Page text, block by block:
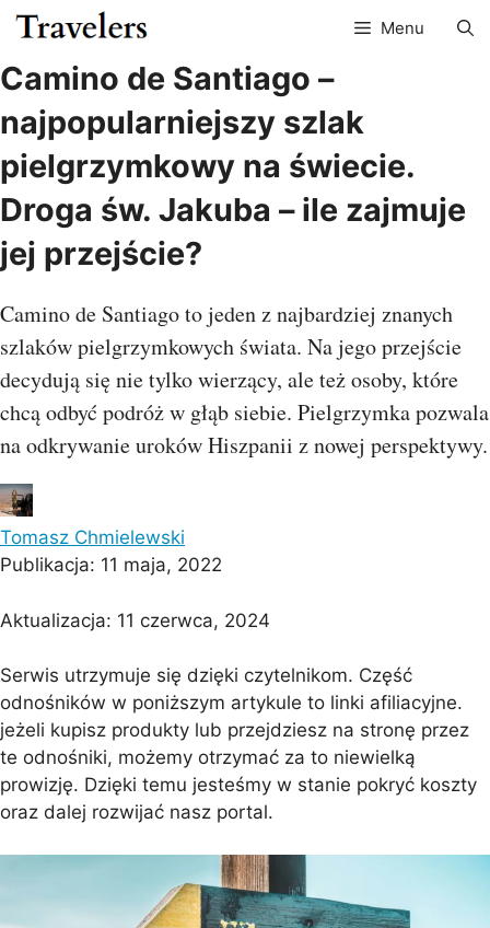
Przejdź
do
treści
Menu
Camino de Santiago –
najpopularniejszy szlak
pielgrzymkowy na świecie.
Droga św. Jakuba – ile zajmuje
jej przejście?
Camino de Santiago to jeden z najbardziej znanych
szlaków pielgrzymkowych świata. Na jego przejście
decydują się nie tylko wierzący, ale też osoby, które
chcą odbyć podróż w głąb siebie. Pielgrzymka pozwala
na odkrywanie uroków Hiszpanii z nowej perspektywy.
Tomasz Chmielewski
Publikacja: 11 maja, 2022
Aktualizacja: 11 czerwca, 2024
Serwis utrzymuje się dzięki czytelnikom. Część
odnośników w poniższym artykule to linki afiliacyjne.
jeżeli kupisz produkty lub przejdziesz na stronę przez
te odnośniki, możemy otrzymać za to niewielką
prowizję. Dzięki temu jesteśmy w stanie pokryć koszty
oraz dalej rozwijać nasz portal.